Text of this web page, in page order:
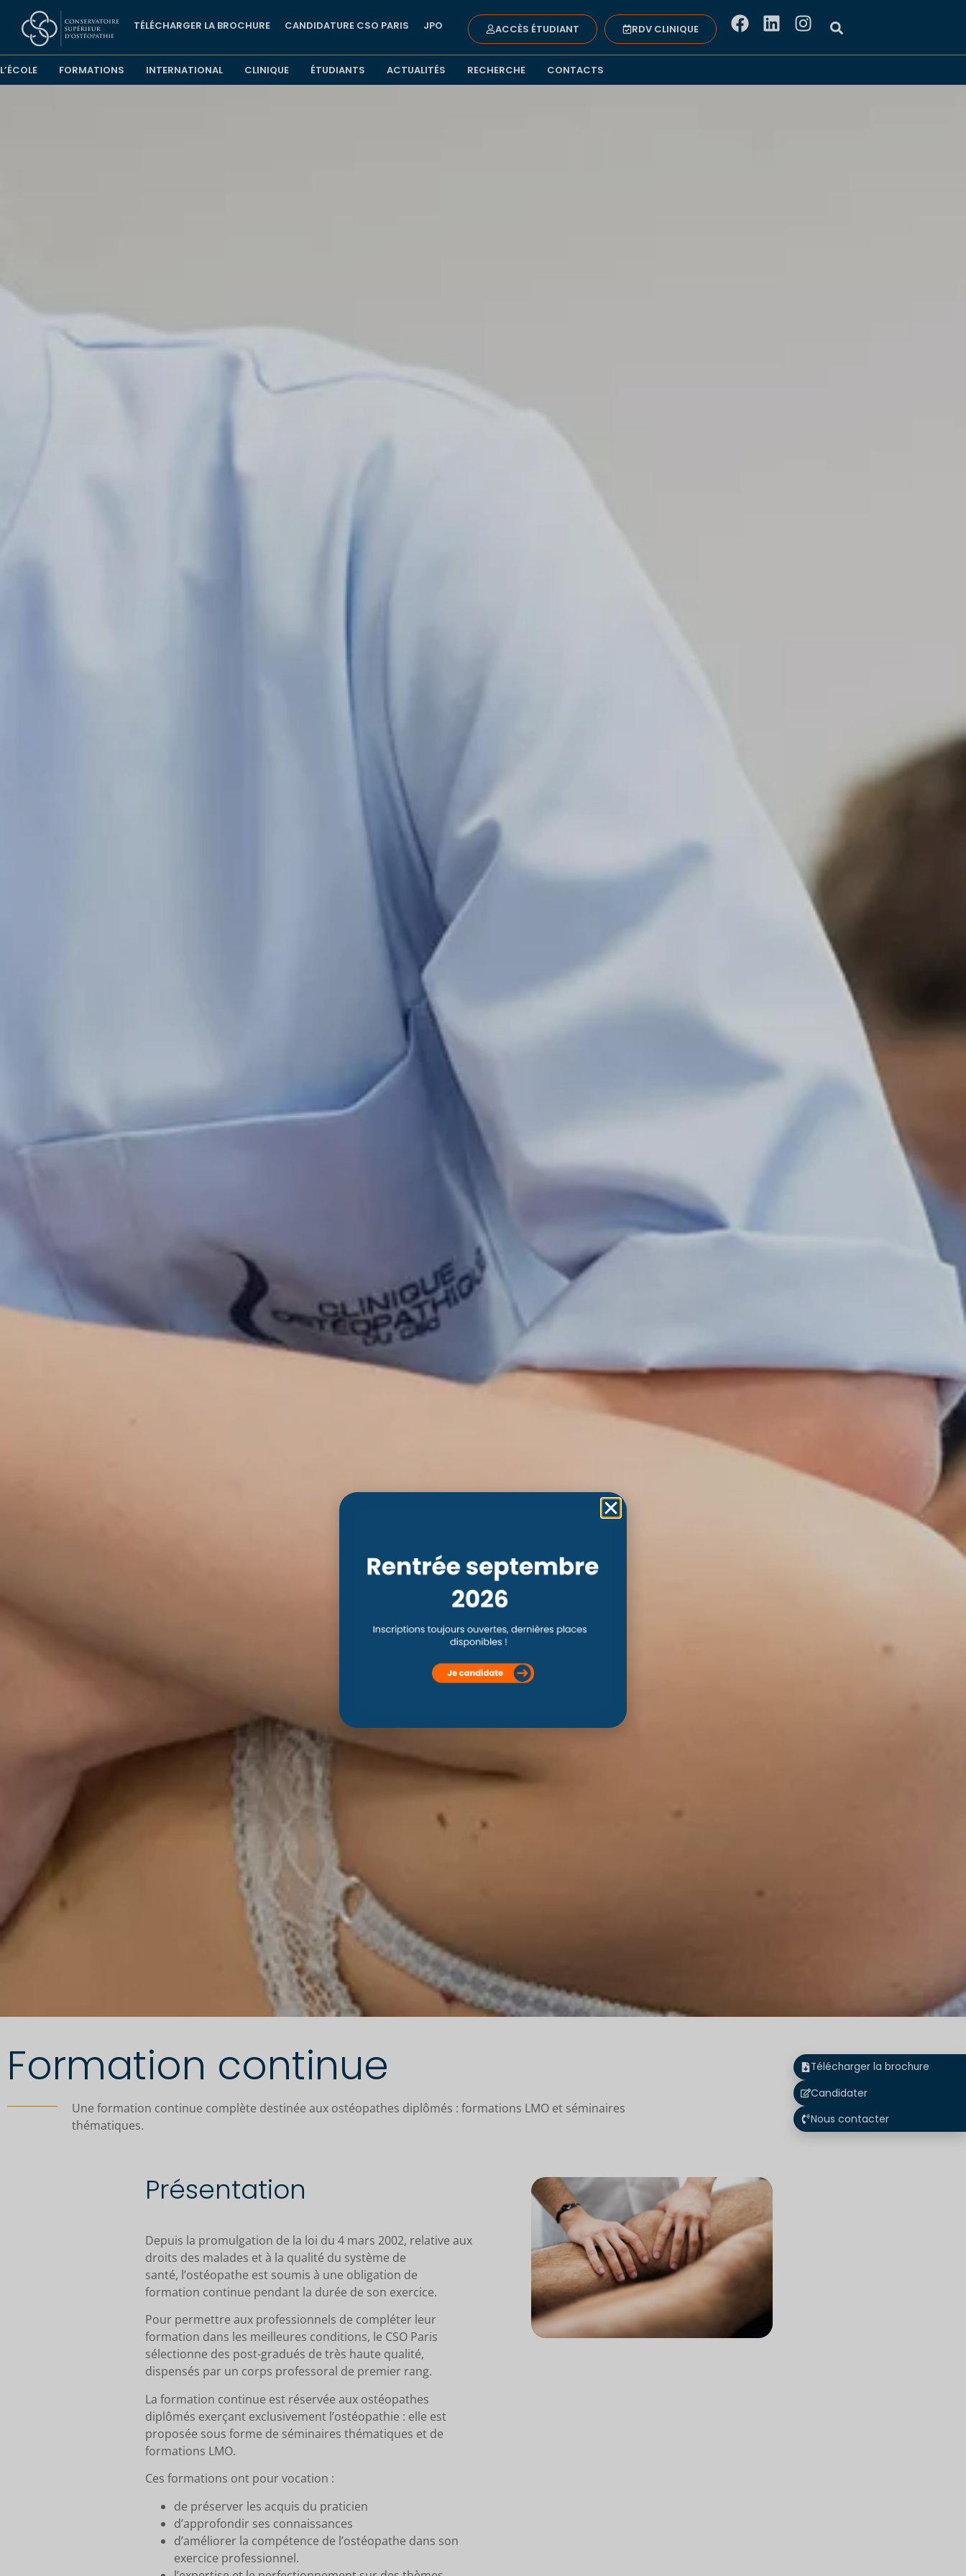
TÉLÉCHARGER LA BROCHURE CANDIDATURE CSO PARIS JPO ACCÈS ÉTUDIANT RDV CLINIQUE
Télécharger la brochure
Candidater
Nous contacter
L’ÉCOLE FORMATIONS INTERNATIONAL CLINIQUE ÉTUDIANTS ACTUALITÉS RECHERCHE CONTACTS
Formation continue
Une formation continue complète destinée aux ostéopathes diplômés : formations LMO et séminaires
thématiques.
Présentation
Depuis la promulgation de la loi du 4 mars 2002, relative aux
droits des malades et à la qualité du système de
santé, l’ostéopathe est soumis à une obligation de
formation continue pendant la durée de son exercice.
Pour permettre aux professionnels de compléter leur
formation dans les meilleures conditions, le CSO Paris
sélectionne des post-gradués de très haute qualité,
dispensés par un corps professoral de premier rang.
La formation continue est réservée aux ostéopathes
diplômés exerçant exclusivement l’ostéopathie : elle est
proposée sous forme de séminaires thématiques et de
formations LMO.
Ces formations ont pour vocation :
de préserver les acquis du praticien
d’approfondir ses connaissances
d’améliorer la compétence de l’ostéopathe dans son
exercice professionnel.